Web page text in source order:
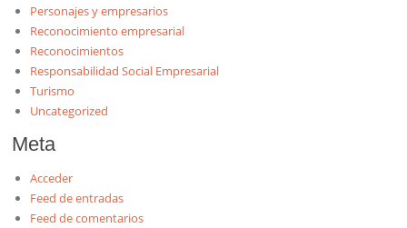
Personajes y empresarios
Reconocimiento empresarial
Reconocimientos
Responsabilidad Social Empresarial
Turismo
Uncategorized
Meta
Acceder
Feed de entradas
Feed de comentarios